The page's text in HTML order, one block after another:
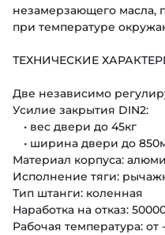
незамерзающего масла,
при температуре
ТЕХНИЧЕСКИЕ
Две независимо
Усилие закрытия DIN2:
• вес двери до 45кг
• ширина двери до
Материал корпуса:
Исполнение тяги:
Тип штанги: коленная
Наработка на отказ:
Рабочая температура: от